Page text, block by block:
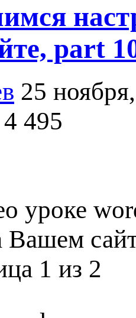
part
25
495
уроке
Вашем
1 из 2